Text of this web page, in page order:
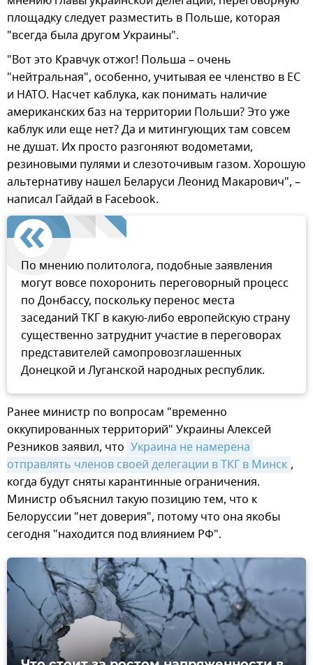
площадку следует разместить в Польше, которая
"всегда была другом Украины".
"Вот это Кравчук отжог! Польша – очень
"нейтральная", особенно, учитывая ее членство в ЕС
и НАТО. Насчет каблука, как понимать наличие
американских баз на территории Польши? Это уже
каблук или еще нет? Да и митингующих там совсем
не душат. Их просто разгоняют водометами,
резиновыми пулями и слезоточивым газом. Хорошую
альтернативу нашел Беларуси Леонид Макарович", –
написал Гайдай в Facebook.
По мнению политолога, подобные заявления
могут вовсе похоронить переговорный процесс
по Донбассу, поскольку перенос места
заседаний ТКГ в какую-либо европейскую страну
существенно затруднит участие в переговорах
представителей самопровозглашенных
Донецкой и Луганской народных республик.
Ранее министр по вопросам "временно
оккупированных территорий" Украины Алексей
Резников заявил, что Украина не намерена
отправлять членов своей делегации в ТКГ в Минск ,
когда будут сняты карантинные ограничения.
Министр объяснил такую позицию тем, что к
Белоруссии "нет доверия", потому что она якобы
сегодня "находится под влиянием РФ".